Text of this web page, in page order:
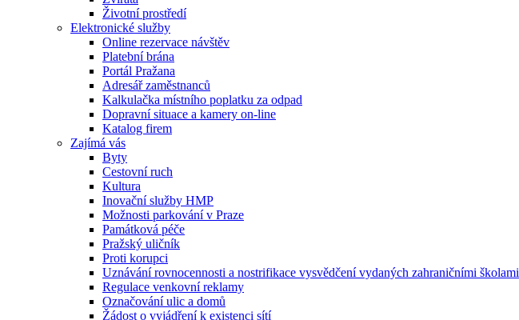
Životní prostředí
Elektronické služby
Online rezervace návštěv
Platební brána
Portál Pražana
Adresář zaměstnanců
Kalkulačka místního poplatku za odpad
Dopravní situace a kamery on-line
Katalog firem
Zajímá vás
Byty
Cestovní ruch
Kultura
Inovační služby HMP
Možnosti parkování v Praze
Památková péče
Pražský uličník
Proti korupci
Uznávání rovnocennosti a nostrifikace vysvědčení vydaných zahraničními školami
Regulace venkovní reklamy
Označování ulic a domů
Žádost o vyjádření k existenci sítí